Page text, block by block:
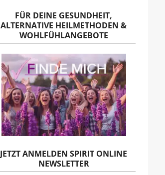
FÜR DEINE GESUNDHEIT,
ALTERNATIVE HEILMETHODEN &
WOHLFÜHLANGEBOTE
JETZT ANMELDEN SPIRIT ONLINE
NEWSLETTER